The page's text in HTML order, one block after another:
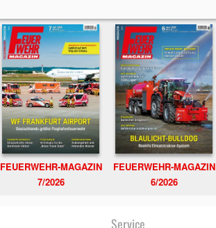
FEUERWEHR-MAGAZIN
7/2026
FEUERWEHR-MAGAZIN
6/2026
Service